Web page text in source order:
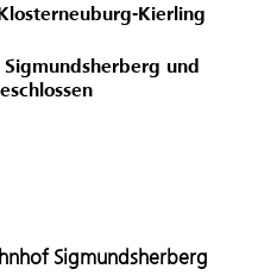
Kierling
und
Sigmundsherberg